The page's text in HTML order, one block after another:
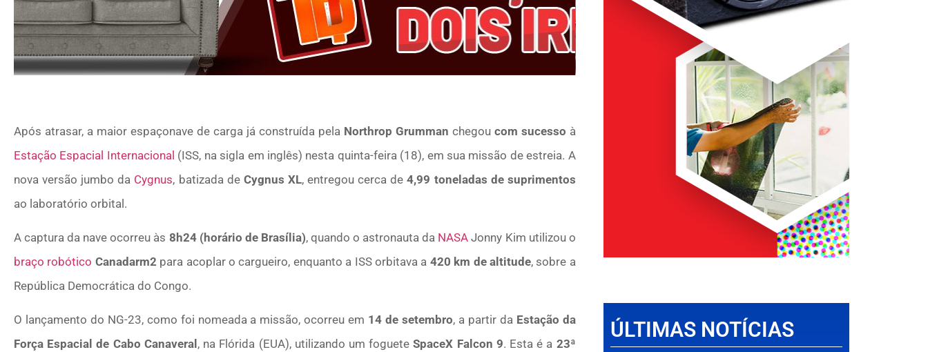
Após atrasar, a maior espaçonave de carga já construída pela Northrop Grumman chegou com sucesso à
Estação Espacial Internacional (ISS, na sigla em inglês) nesta quinta-feira (18), em sua missão de estreia. A
nova versão jumbo da Cygnus, batizada de Cygnus XL, entregou cerca de4,99 toneladas de suprimentos
ao laboratório orbital.
A captura da nave ocorreu às 8h24 (horário de Brasília), quando o astronauta da NASA Jonny Kim utilizou o
braço robótico Canadarm2 para acoplar o cargueiro, enquanto a ISS orbitava a 420 km de altitude, sobre a
República Democrática do Congo.
O lançamento do NG-23, como foi nomeada a missão, ocorreu em 14 de setembro, a partir da Estação da
Força Espacial de Cabo Canaveral , na Flórida (EUA), utilizando um fogueteSpaceX Falcon 9. Esta é a 23ª
ÚLTIMAS NOTÍCIAS